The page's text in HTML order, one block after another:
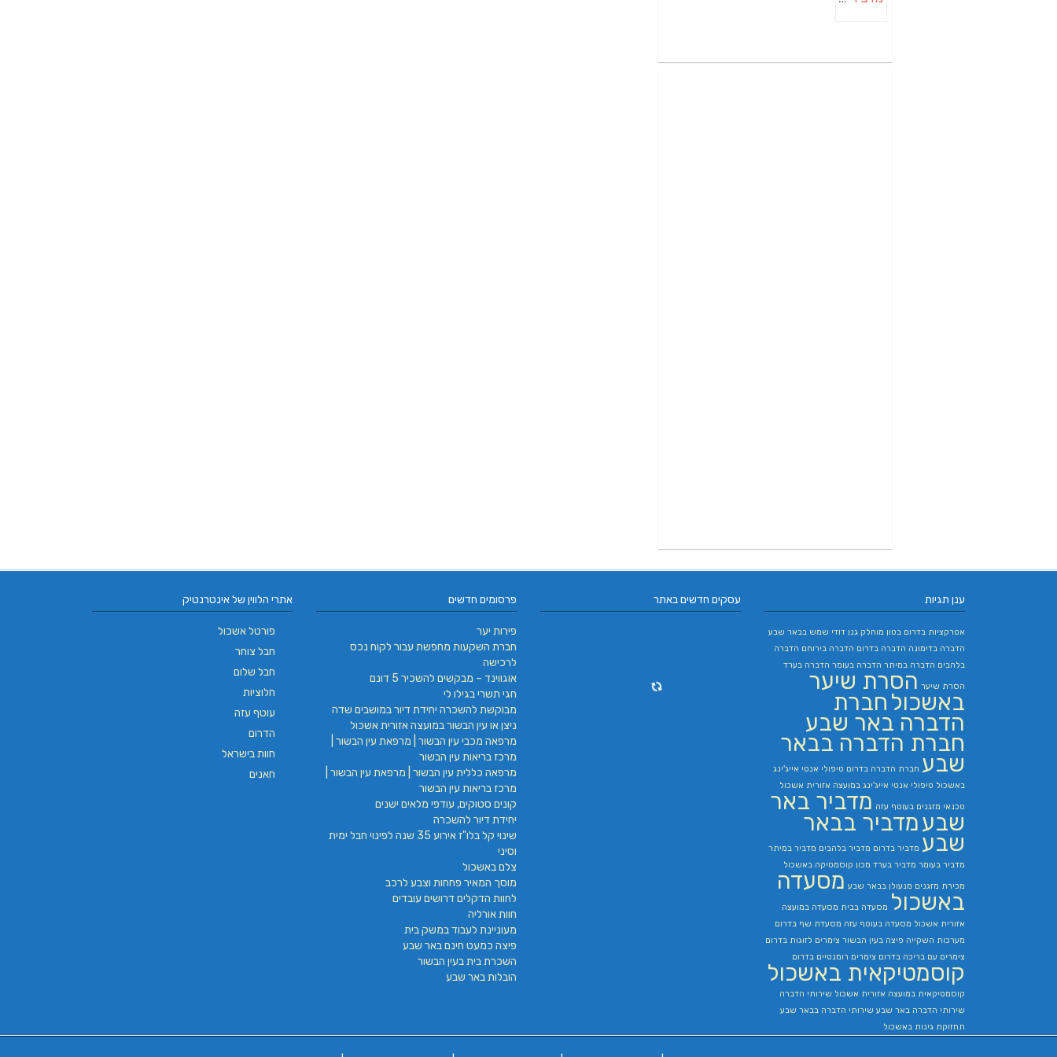
אתרי הלווין של אינטרנטיק
פורטל אשכול
חבל צוחר
חבל שלום
חלוציות
עוטף עזה
הדרום
חוות בישראל
חאנים
פרסומים חדשים
פירות יער
חברת השקעות מחפשת עבור לקוח נכס
לרכישה
אוגווינד – מבקשים להשכיר 5 דונם
חגי תשרי בגילו לי
מבוקשת להשכרה יחידת דיור במושבים שדה
ניצן או עין הבשור במועצה אזורית אשכול
מרפאה מכבי עין הבשור | מרפאת עין הבשור |
מרכז בריאות עין הבשור
מרפאה כללית עין הבשור | מרפאת עין הבשור |
מרכז בריאות עין הבשור
קונים סטוקים, עודפי מלאים ישנים
יחידת דיור להשכרה
שינוי קל בלו"ז אירוע 35 שנה לפינוי חבל ימית
וסיני
צלם באשכול
מוסך המאיר פחחות וצבע לרכב
לחוות הדקלים דרושים עובדים
חוות אורליה
מעוניינת לעבוד במשק בית
פיצה כמעט חינם באר שבע
השכרת בית בעין הבשור
הובלות באר שבע
עסקים חדשים באתר ענן תגיות
אטרקציות בדרום בטון מוחלק גנן דודי שמש בבאר שבע
הדברה בדימונה הדברה בדרום הדברה בירוחם הדברה
בלהבים הדברה במיתר הדברה בעומר הדברה בערד
הסרת שיער הסרת שיער
באשכול חברת
הדברה באר שבע
חברת הדברה בבאר
שבע חברת הדברה בדרום טיפולי אנטי אייג'ינג
באשכול טיפולי אנטי אייג'ינג במועצה אזורית אשכול
טכנאי מזגנים בעוטף עזה מדביר באר
שבעמדביר בבאר
שבע מדביר בדרום מדביר בלהבים מדביר במיתר
מדביר בעומר מדביר בערד מכון קוסמטיקה באשכול
מכירת מזגנים מנעולן בבאר שבע מסעדה
באשכול מסעדה בבית מסעדה במועצה
אזורית אשכול מסעדה בעוטף עזה מסעדת שף בדרום
מערכות השקייה פיצה בעין הבשור צימרים לזוגות בדרום
צימרים עם בריכה בדרום צימרים רומנטיים בדרום
קוסמטיקאית באשכול
קוסמטיקאית במועצה אזורית אשכול שירותי הדברה
שירותי הדברה באר שבע שירותי הדברה בבאר שבע
תחזוקת גינות באשכול